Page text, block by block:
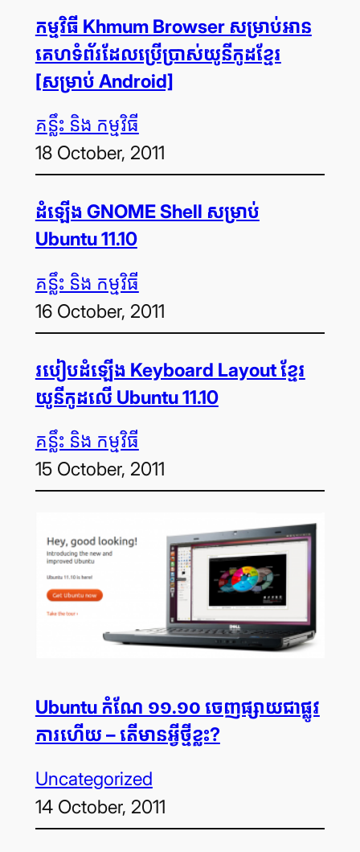
កម្មវិធី Khmum Browser សម្រាប់​អាន​
គេហទំព័រ​ដែល​ប្រើ​ប្រាស់​យូនីកូដ​ខ្មែរ
[សម្រាប់ Android]
គន្លឹះ និង កម្មវិធី
18 October, 2011
ដំឡើង GNOME Shell សម្រាប់
Ubuntu 11.10
គន្លឹះ និង កម្មវិធី
16 October, 2011
របៀបដំឡើង Keyboard Layout ខ្មែរ
យូនីកូដលើ Ubuntu 11.10
គន្លឹះ និង កម្មវិធី
15 October, 2011
Ubuntu កំណែ ១១.១០ ចេញ​ផ្សាយ​ជា​ផ្លូវ​
ការ​ហើយ – តើ​មាន​អ្វី​ថ្មី​ខ្លះ?
Uncategorized
14 October, 2011